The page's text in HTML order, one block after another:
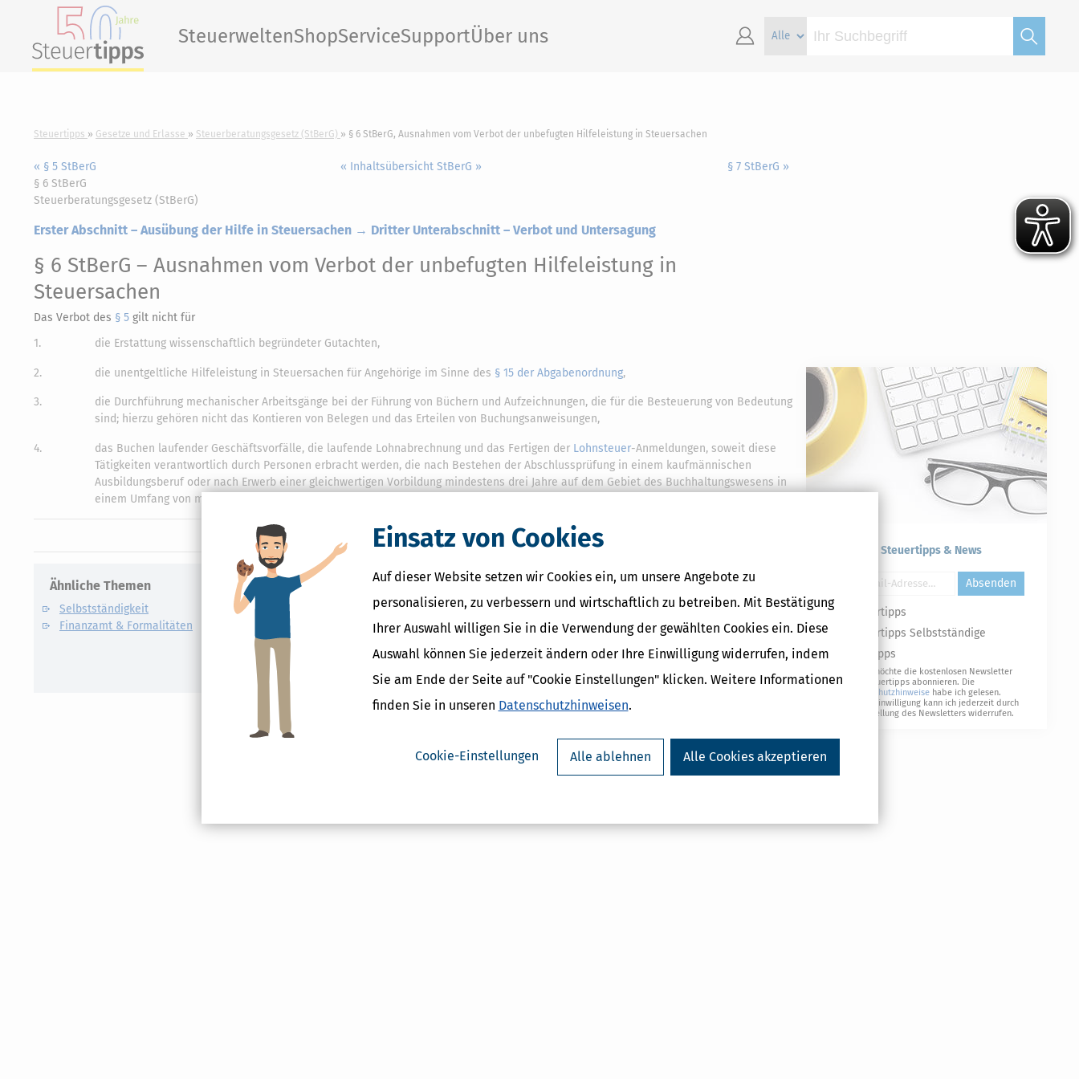
Einsatz von Cookies
Auf dieser Website setzen wir Cookies ein, um unsere Angebote zu
personalisieren, zu verbessern und wirtschaftlich zu betreiben. Mit Bestätigung
Ihrer Auswahl willigen Sie in die Verwendung der gewählten Cookies ein. Diese
Auswahl können Sie jederzeit ändern oder Ihre Einwilligung widerrufen, indem
Sie am Ende der Seite auf "Cookie Einstellungen" klicken. Weitere Informationen
finden Sie in unseren Datenschutzhinweisen.
Cookie-Einstellungen Alle ablehnen Alle Cookies akzeptieren
SteuerweltenShopServiceSupportÜber uns
Steuertipps Gesetze und Erlasse Steuerberatungsgesetz (StBerG) § 6 StBerG, Ausnahmen vom Verbot der unbefugten Hilfeleistung in Steuersachen
« § 5 StBerG « Inhaltsübersicht StBerG »
§ 7 StBerG »
§ 6 StBerG
Steuerberatungsgesetz (StBerG)
Erster Abschnitt – Ausübung der Hilfe in Steuersachen → Dritter Unterabschnitt – Verbot und Untersagung
§ 6 StBerG – Ausnahmen vom Verbot der unbefugten Hilfeleistung in
Steuersachen
Das Verbot des § 5 gilt nicht für
1.
die Erstattung wissenschaftlich begründeter Gutachten,
2. die unentgeltliche Hilfeleistung in Steuersachen für Angehörige im Sinne des § 15 der Abgabenordnung,
3.
die Durchführung mechanischer Arbeitsgänge bei der Führung von Büchern und Aufzeichnungen, die für die Besteuerung von Bedeutung
sind; hierzu gehören nicht das Kontieren von Belegen und das Erteilen von Buchungsanweisungen,
4. das Buchen laufender Geschäftsvorfälle, die laufende Lohnabrechnung und das Fertigen der Lohnsteuer-Anmeldungen, soweit diese
Tätigkeiten verantwortlich durch Personen erbracht werden, die nach Bestehen der Abschlussprüfung in einem kaufmännischen
Ausbildungsberuf oder nach Erwerb einer gleichwertigen Vorbildung mindestens drei Jahre auf dem Gebiet des Buchhaltungswesens in
einem Umfang von mindestens 16 Wochenstunden praktisch tätig gewesen sind.
Ähnliche Themen
Selbstständigkeit
Finanzamt & Formalitäten
Verwandte Lexikon-Begriffe
Künstlersozialabgabe
Kassen-Nachschau
Gründungszuschuss
Kostenlose Steuertipps & News
Absenden
Steuertipps
Steuertipps Selbstständige
Geldtipps
Ja, ich möchte die kostenlosen Newsletter
von Steuertipps abonnieren. Die
Datenschutzhinweise habe ich gelesen.
Meine Einwilligung kann ich jederzeit durch
Abbestellung des Newsletters widerrufen.